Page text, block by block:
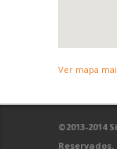
Ver mapa
©2013-2014
Reservados.